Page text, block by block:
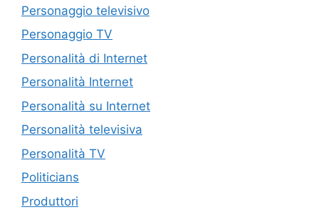
Personaggio televisivo
Personaggio TV
Personalità di Internet
Personalità Internet
Personalità su Internet
Personalità televisiva
Personalità TV
Politicians
Produttori